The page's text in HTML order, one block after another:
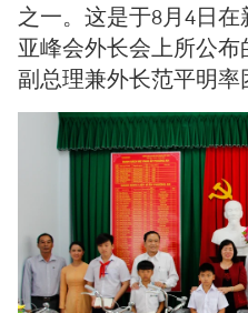
之一。这是于8月4日
亚峰会外长会上所公
副总理兼外长范平明率